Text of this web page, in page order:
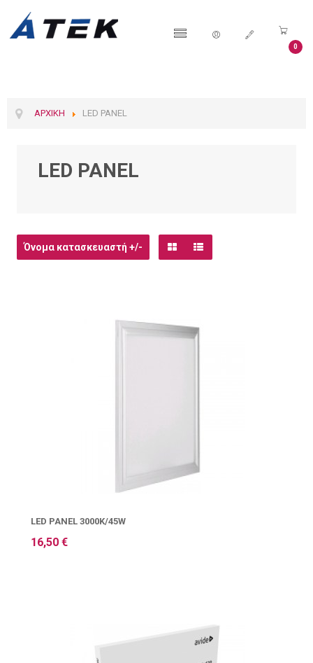
0
ΑΡΧΙΚΉ LED PANEL
LED PANEL
Όνομα κατασκευαστή +/-
LED PANEL 3000K/45W
16,50 €